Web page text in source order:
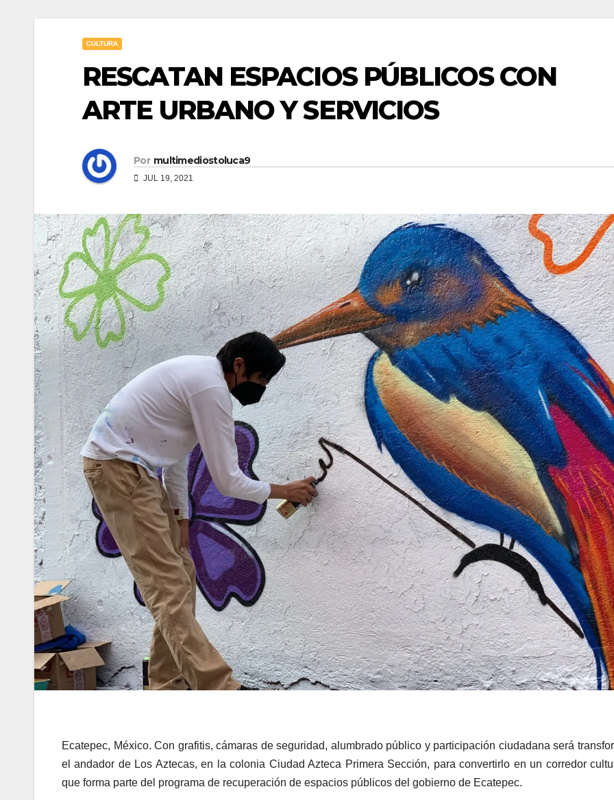
CULTURA
RESCATAN ESPACIOS PÚBLICOS CON
ARTE URBANO Y SERVICIOS
Por multimediostoluca9
JUL 19, 2021
Ecatepec, México. Con grafitis, cámaras de seguridad, alumbrado público y participación ciudadana será
el andador de Los Aztecas, en la colonia Ciudad Azteca Primera Sección, para convertirlo en un corredor
que forma parte del programa de recuperación de espacios públicos del gobierno de Ecatepec.